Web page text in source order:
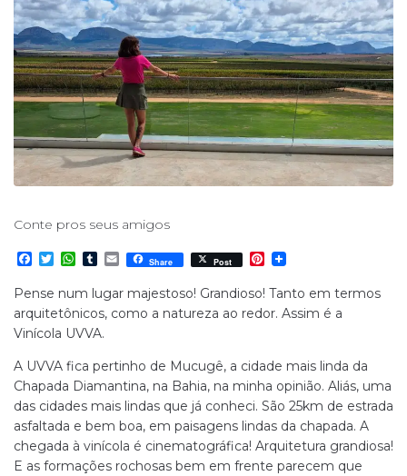
Conte pros seus amigos
F
c
e
b
o
k
T
t
t
e
W
a
t
s
A
p
T
m
b
l
r
E
m
a
i
l
Share Post
P
n
e
s
t
Pense num lugar majestoso! Grandioso! Tanto em termos
arquitetônicos, como a natureza ao redor. Assim é a
Vinícola UVVA.
A UVVA fica pertinho de Mucugê, a cidade mais linda da
Chapada Diamantina, na Bahia, na minha opinião. Aliás, uma
das cidades mais lindas que já conheci. São 25km de estrada
asfaltada e bem boa, em paisagens lindas da chapada. A
chegada à vinícola é cinematográfica! Arquitetura grandiosa!
E as formações rochosas bem em frente parecem que